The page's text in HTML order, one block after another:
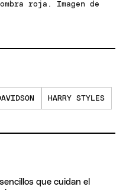
roja. Imagen de
HARRY STYLES
que cuidan el